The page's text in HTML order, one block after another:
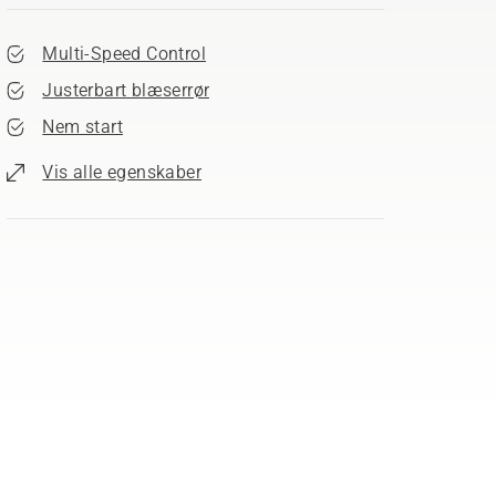
Multi-Speed Control
Justerbart blæserrør
Nem start
Vis alle egenskaber